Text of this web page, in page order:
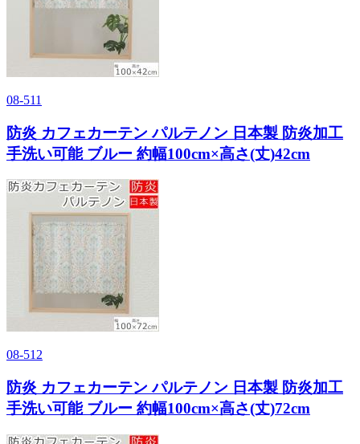
08-511
防炎 カフェカーテン パルテノン 日本製 防炎加工
手洗い可能 ブルー 約幅100cm×高さ(丈)42cm
08-512
防炎 カフェカーテン パルテノン 日本製 防炎加工
手洗い可能 ブルー 約幅100cm×高さ(丈)72cm